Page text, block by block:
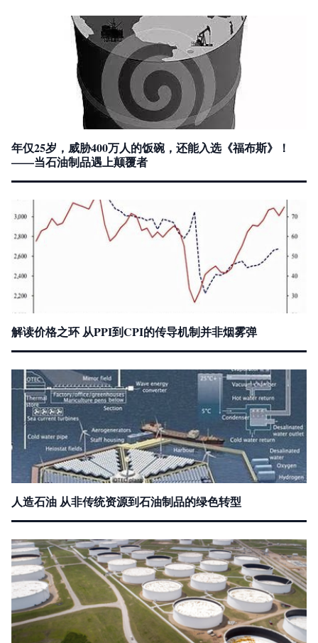
年仅25岁，威胁400万人的饭碗，还能入选《福布斯》！
——当石油制品遇上颠覆者
解读价格之环 从PPI到CPI的传导机制并非烟雾弹
人造石油 从非传统资源到石油制品的绿色转型